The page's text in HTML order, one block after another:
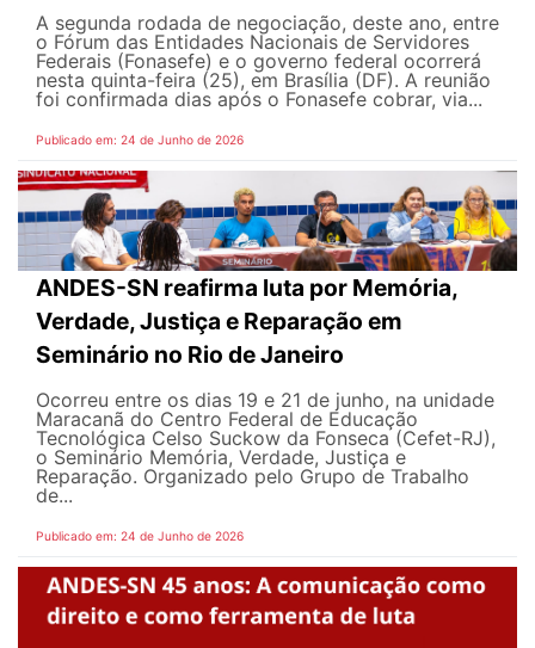
A segunda rodada de negociação, deste ano, entre
o Fórum das Entidades Nacionais de Servidores
Federais (Fonasefe) e o governo federal ocorrerá
nesta quinta-feira (25), em Brasília (DF). A reunião
foi confirmada dias após o Fonasefe cobrar, via...
Publicado em: 24 de Junho de 2026
ANDES-SN reafirma luta por Memória,
Verdade, Justiça e Reparação em
Seminário no Rio de Janeiro
Ocorreu entre os dias 19 e 21 de junho, na unidade
Maracanã do Centro Federal de Educação
Tecnológica Celso Suckow da Fonseca (Cefet-RJ),
o Seminário Memória, Verdade, Justiça e
Reparação. Organizado pelo Grupo de Trabalho
de...
Publicado em: 24 de Junho de 2026